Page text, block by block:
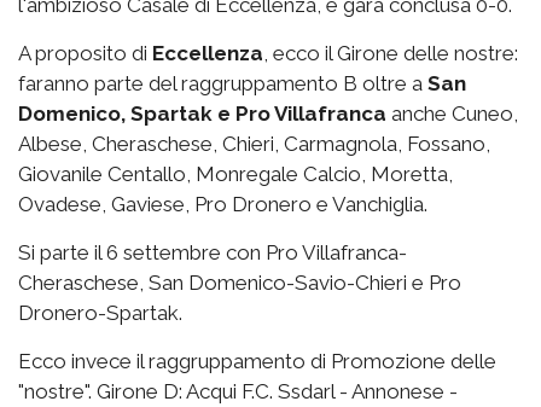
l'ambizioso Casale di Eccellenza, e gara conclusa 0-0.
A proposito di Eccellenza, ecco il Girone delle nostre:
faranno parte del raggruppamento B oltre a San
Domenico, Spartak e Pro Villafranca anche Cuneo,
Albese, Cheraschese, Chieri, Carmagnola, Fossano,
Giovanile Centallo, Monregale Calcio, Moretta,
Ovadese, Gaviese, Pro Dronero e Vanchiglia.
Si parte il 6 settembre con Pro Villafranca-
Cheraschese, San Domenico-Savio-Chieri e Pro
Dronero-Spartak.
Ecco invece il raggruppamento di Promozione delle
"nostre". Girone D: Acqui F.C. Ssdarl - Annonese -